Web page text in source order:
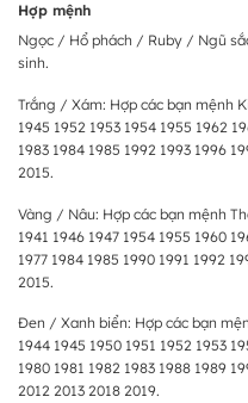
Hợp mệnh
Ngọc / Hổ phách / Ruby / Ngũ
sinh.
Trắng / Xám: Hợp các bạn mệnh
1945 1952 1953 1954 1955 1962
1983 1984 1985 1992 1993 1996
2015.
Vàng / Nâu: Hợp các bạn mệnh
1941 1946 1947 1954 1955 1960
1977 1984 1985 1990 1991 1992
2015.
Đen / Xanh biển: Hợp các bạn
1944 1945 1950 1951 1952 1953
1980 1981 1982 1983 1988 1989
2012 2013 2018 2019.